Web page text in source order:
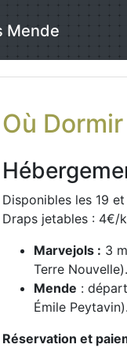
Mende
Où
Disponibles les 19
Draps jetables : 4€/
Marvejols : 3
Terre Nouvelle).
Mende :
Émile Peytavin).
Réservation et